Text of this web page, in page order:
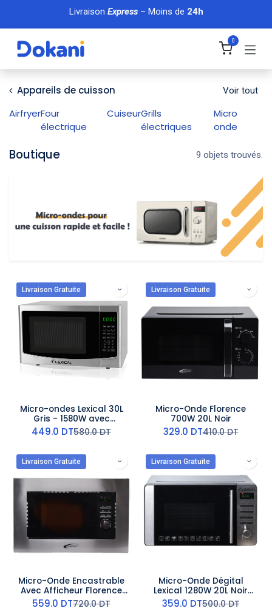
Se rendre au contenu
Livraison Express– Moins de 24h
0
Appareils de cuisson Voir tout
AirfryerFour
électrique
CuiseurGrills
électriques
Micro
onde
Boutique 9 objets trouvés.
Livraison Gratuite
Micro-ondes Lexical 30L
Gris - 1580W avec
Afficheur Digital
449.0 DT580.0DT
Livraison Gratuite
Micro-Onde Florence
700W 20L Noir
329.0 DT410.0DT
Livraison Gratuite
Micro-Onde Encastrable
Avec Afficheur Florence
800W 20L Gris
559.0 DT720.0DT
Livraison Gratuite
Micro-Onde Dégital
Lexical 1280W 20L Noir
Silver
359.0 DT500.0DT